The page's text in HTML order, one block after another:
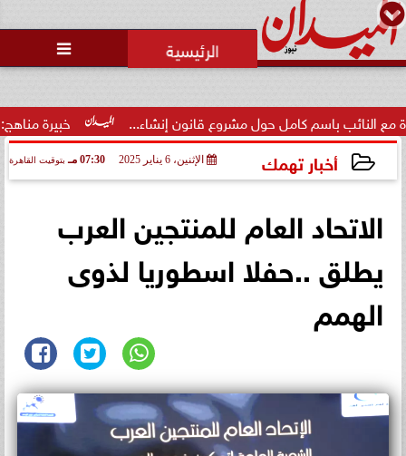

خبيرة مناهج: حداثة تخرج المعلمين قانون إنشاء...
أخبار تهمك الإثنين، 6 يناير 2025 07:30 مـ بتوقيت القاهرة
الاتحاد العام للمنتجين العرب
يطلق ..حفلا اسطوريا لذوى
الهمم